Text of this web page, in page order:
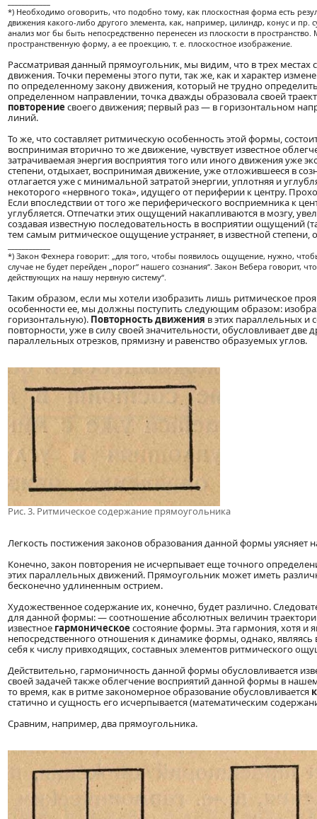
*) Необходимо оговорить, что подобно тому, как плоскостная форма есть
движения какого-либо другого элемента, как, например, цилиндр, конус и пр.
анализ мог бы быть непосредственно перенесен из плоскости в
пространственную форму, а ее проекцию, т. е. плоскостное изображение.
Рассматривая данный прямоугольник, мы видим, что в трех
движения. Точки перемены этого пути, так же, как и характер
по определенному закону движения, который не трудно
определенном направлении, точка дважды образовала своей
повторение своего движения; первый раз — в горизонтальном
линий.
То же, что составляет ритмическую особенность этой формы,
воспринимая вторично то же движение, чувствует известное
затрачиваемая энергия восприятия того или иного движения уже
степени, отдыхает, воспринимая движение, уже отложившееся в
отлагается уже с минимальной затратой энергии, уплотняя и
некоторого «нервного тока», идущего от периферии к центру.
Если впоследствии от того же периферического восприемника к
углубляется. Отпечатки этих ощущений накапливаются в мозгу,
создавая известную последовательность в восприятии
тем самым ритмическое ощущение устраняет, в известной
*) Закон Фехнера говорит: „для того, чтобы появилось ощущение, нужно,
случае не будет перейден „порог“ нашего сознания“. Закон Вебера говорит,
действующих на нашу нервную систему“.
Таким образом, если мы хотели изобразить лишь ритмическое
особенности ее, мы должны поступить следующим образом:
горизонтальную). Повторность движения в этих параллельных и
повторности, уже в силу своей значительности, обусловливает
параллельных отрезков, прямизну и равенство образуемых углов.
Рис. 3. Ритмическое содержание прямоугольника
Легкость постижения законов образования данной формы уясняет
Конечно, закон повторения не исчерпывает еще точного
этих параллельных движений. Прямоугольник может иметь
бесконечно удлиненным острием.
Художественное содержание их, конечно, будет различно.
для данной формы: — соотношение абсолютных величин
известное гармоническое состояние формы. Эта гармония, хотя и
непосредственного отношения к динамике формы, однако,
себя к числу привходящих, составных элементов ритмического
Действительно, гармоничность данной формы обусловливается
своей задачей также облегчение восприятий данной формы в
то время, как в ритме закономерное образование обусловливается
статично и сущность его исчерпывается (математическим
Сравним, например, два прямоугольника.